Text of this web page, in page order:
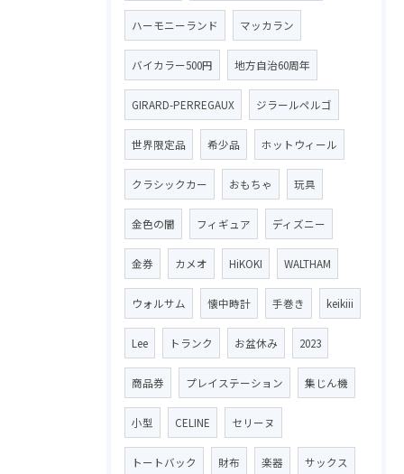
ハーモニーランド マッカラン
バイカラー500円 地方自治60周年
GIRARD-PERREGAUX ジラールペルゴ
世界限定品 希少品 ホットウィール
クラシックカー おもちゃ 玩具
金色の闇 フィギュア ディズニー
金券 カメオ HiKOKI WALTHAM
ウォルサム 懐中時計 手巻き keikiii
Lee トランク お盆休み 2023
商品券 プレイステーション 集じん機
小型 CELINE セリーヌ
トートバック 財布 楽器 サックス